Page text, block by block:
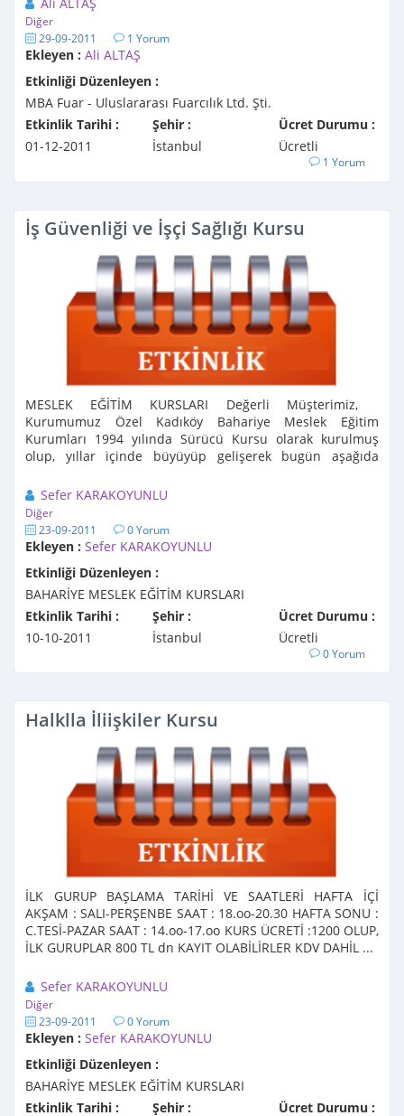
Diğer
29-09-2011 1 Yorum
Ekleyen : Ali ALTAŞ
Etkinliği Düzenleyen :
MBA Fuar - Uluslararası Fuarcılık Ltd. Şti.
Etkinlik Tarihi :
01-12-2011
Şehir :
İstanbul
Ücret Durumu :
Ücretli
1 Yorum
İş Güvenliği ve İşçi Sağlığı Kursu
MESLEK EĞİTİM KURSLARI Değerli Müşterimiz,
Kurumumuz Özel Kadıköy Bahariye Meslek Eğitim
Kurumları 1994 yılında Sürücü Kursu olarak kurulmuş
olup, yıllar içinde büyüyüp gelişerek bugün aşağıda
Sefer KARAKOYUNLU
Diğer
23-09-2011 0 Yorum
Ekleyen : Sefer KARAKOYUNLU
Etkinliği Düzenleyen :
BAHARİYE MESLEK EĞİTİM KURSLARI
Etkinlik Tarihi :
10-10-2011
Şehir :
İstanbul
Ücret Durumu :
Ücretli
0 Yorum
Halklla İliişkiler Kursu
İLK GURUP BAŞLAMA TARİHİ VE SAATLERİ HAFTA İÇİ
AKŞAM : SALI-PERŞENBE SAAT : 18.oo-20.30 HAFTA SONU :
C.TESİ-PAZAR SAAT : 14.oo-17.oo KURS ÜCRETİ :1200 OLUP,
İLK GURUPLAR 800 TL dn KAYIT OLABİLİRLER KDV DAHİL ...
Sefer KARAKOYUNLU
Diğer
23-09-2011 0 Yorum
Ekleyen : Sefer KARAKOYUNLU
Etkinliği Düzenleyen :
BAHARİYE MESLEK EĞİTİM KURSLARI
Etkinlik Tarihi :
Şehir : Ücret Durumu :